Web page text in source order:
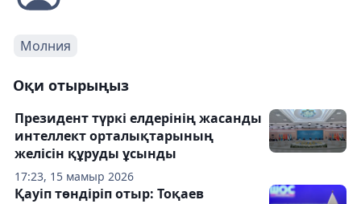
Молния
Оқи отырыңыз
17:23, 15 мамыр 2026
Президент түркі елдерінің жасанды
интеллект орталықтарының
желісін құруды ұсынды
Қауіп төндіріп отыр: Тоқаев